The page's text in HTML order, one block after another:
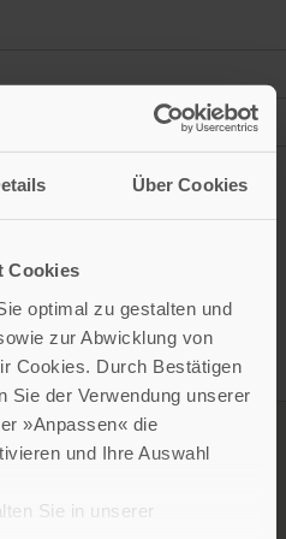
Über Cookies
Cookies
optimal zu gestalten und
zur Abwicklung von
Cookies. Durch Bestätigen
Sie der Verwendung unserer
»Anpassen« die
und Ihre Auswahl
Sie in unserer